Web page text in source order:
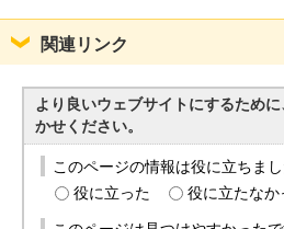
関連リンク
より良いウェブサイトにするため
かせください。
このページの情報は役に立ちまし
役に立った
役に立たなか